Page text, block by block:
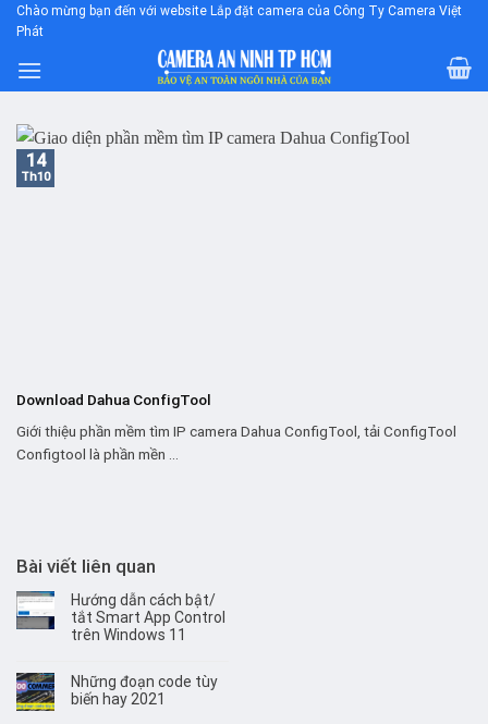
Skip
content
Chào mừng bạn đến với website Lắp đặt camera của Công Ty Camera Việt
Phát
Download Dahua ConfigTool
Giới thiệu phần mềm tìm IP camera Dahua ConfigTool, tải ConfigTool
Configtool là phần mền ...
14
Th10
Bài viết liên quan
Hướng dẫn cách bật/
tắt Smart App Control
trên Windows 11
Những đoạn code tùy
biến hay 2021